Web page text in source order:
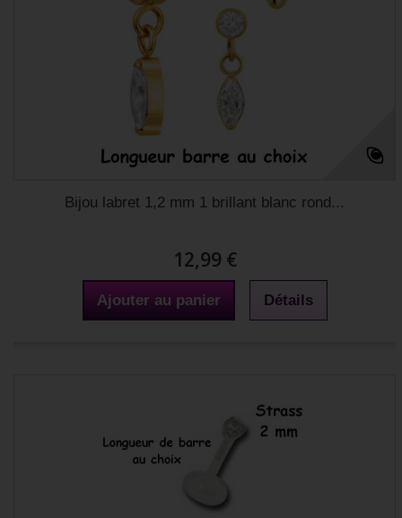
Bijou labret 1,2 mm 1 brillant blanc rond...
12,99 €
Ajouter au panier Détails